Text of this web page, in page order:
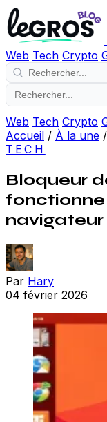
Web Tech Crypto
Web Tech Crypto
Accueil / À la une /
TECH
Bloqueur
fonctionne
Par Hary
04 février 2026